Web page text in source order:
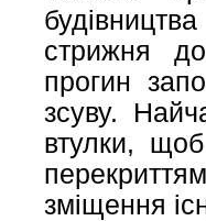
стрижня до
прогин
зсуву.
втулки,
зміщення